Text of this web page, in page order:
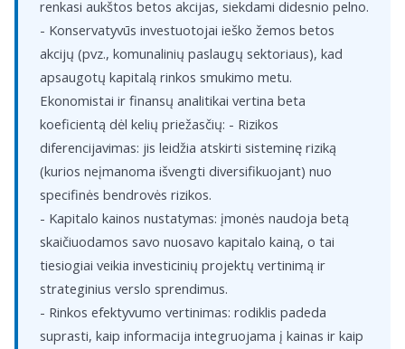
renkasi aukštos betos akcijas, siekdami didesnio pelno.
- Konservatyvūs investuotojai ieško žemos betos
akcijų (pvz., komunalinių paslaugų sektoriaus), kad
apsaugotų kapitalą rinkos smukimo metu.
Ekonomistai ir finansų analitikai vertina beta
koeficientą dėl kelių priežasčių: - Rizikos
diferencijavimas: jis leidžia atskirti sisteminę riziką
(kurios neįmanoma išvengti diversifikuojant) nuo
specifinės bendrovės rizikos.
- Kapitalo kainos nustatymas: įmonės naudoja betą
skaičiuodamos savo nuosavo kapitalo kainą, o tai
tiesiogiai veikia investicinių projektų vertinimą ir
strateginius verslo sprendimus.
- Rinkos efektyvumo vertinimas: rodiklis padeda
suprasti, kaip informacija integruojama į kainas ir kaip